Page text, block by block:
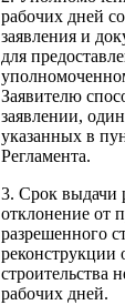
рабочих дней
заявления и
для
Заявителю
заявлении, один
указанных в
Регламента.
3. Срок выдачи
отклонение от
разрешенного
реконструкции
строительства
рабочих дней.